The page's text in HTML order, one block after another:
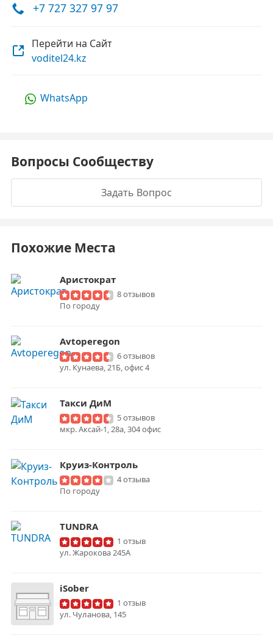
+7 727 327 97 97
Перейти на Сайт
voditel24.kz
WhatsApp
Вопросы Сообществу
Задать Вопрос
Похожие Места
Аристократ
8 отзывов
По городу
Avtoperegon
6 отзывов
ул. Кунаева, 21Б, офис 4
Такси ДиМ
5 отзывов
мкр. Аксай-1, 28а, 304 офис
Круиз-Контроль
4 отзыва
По городу
TUNDRA
1 отзыв
ул. Жарокова 245А
iSober
1 отзыв
​ул. Чуланова, 145